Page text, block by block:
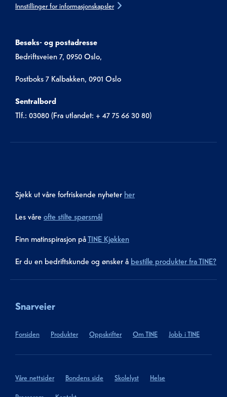
Innstillinger for informasjonskapsler
Besøks- og postadresse
Bedriftsveien 7, 0950 Oslo,
Postboks 7 Kalbakken, 0901 Oslo
Sentralbord
Tlf.: 03080 (Fra utlandet: + 47 75 66 30 80)
Sjekk ut våre forfriskende nyheter her
Les våre ofte stilte spørsmål
Finn matinspirasjon påTINE Kjøkken
Er du en bedriftskunde og ønsker å bestille produkter fra TINE?
Snarveier
Forsiden Produkter Oppskrifter Om TINE Jobb i TINE
Våre nettsider Bondens side Skolelyst Helse